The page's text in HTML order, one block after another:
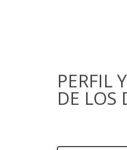
PERFIL
DE LOS